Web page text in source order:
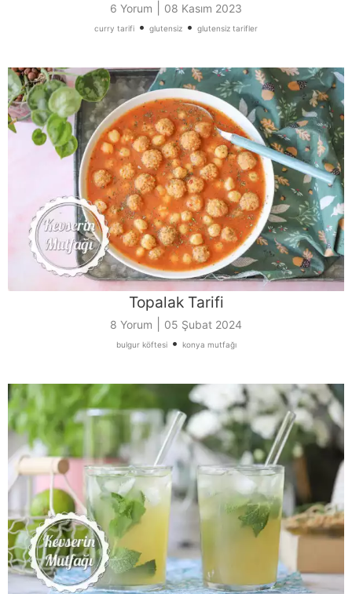
6 Yorum 08 Kasım 2023
curry tarifi • glutensiz • glutensiz tarifler
Topalak Tarifi
8 Yorum 05 Şubat 2024
bulgur köftesi• konya mutfağı